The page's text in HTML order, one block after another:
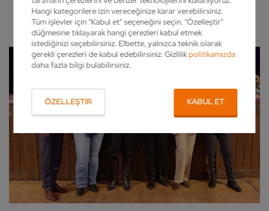
Hangi kategorilere izin vereceğinize karar verebilirsiniz.
Tüm işlevler için "Kabul et" seçeneğini seçin. "Özelleştir"
düğmesine tıklayarak hangi çerezleri kabul etmek
istediğinizi seçebilirsiniz. Elbette, yalnızca teknik olarak
gerekli çerezleri de kabul edebilirsiniz. Gizlilikpolitikamızda
daha fazla bilgi bulabilirsiniz.
ÖZELLEŞTIR KABUL ET